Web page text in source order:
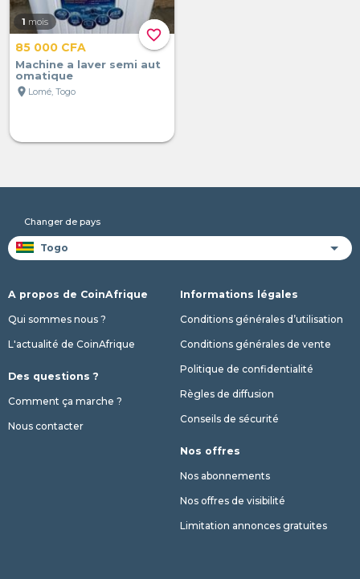
favorite_border
1 mois
85 000 CFA
Machine a laver semi aut
omatique
location_on Lomé, Togo
Changer de pays
A propos de CoinAfrique
Qui sommes nous ?
L'actualité de CoinAfrique
Des questions ?
Comment ça marche ?
Nous contacter
Informations légales
Conditions générales d’utilisation
Conditions générales de vente
Politique de confidentialité
Règles de diffusion
Conseils de sécurité
Nos offres
Nos abonnements
Nos offres de visibilité
Limitation annonces gratuites